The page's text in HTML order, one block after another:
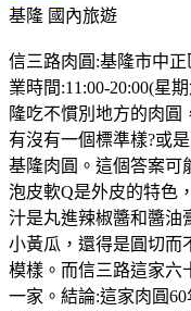
基隆 國內旅遊
信三路肉圓:基隆市中正
業時間:11:00-20:00(星
隆吃不慣別地方的肉圓
有沒有一個標準樣?或
基隆肉圓。這個答案可
泡皮軟Q是外皮的特色
汁是丸進辣椒醬和醬油
小黃瓜，還得是圓切而
模樣。而信三路這家六
一家。結論:這家肉圓